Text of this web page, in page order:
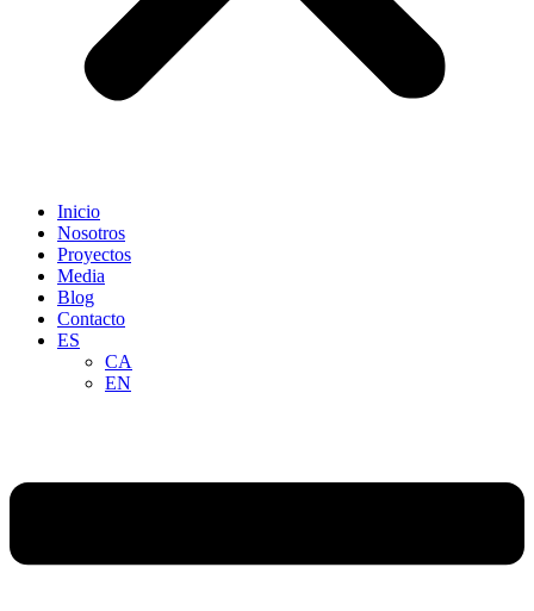
Inicio
Nosotros
Proyectos
Media
Blog
Contacto
ES
CA
EN